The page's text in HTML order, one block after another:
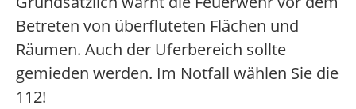
Betreten von überfluteten Flächen und
Räumen. Auch der Uferbereich sollte
gemieden werden. Im Notfall wählen Sie die
112!